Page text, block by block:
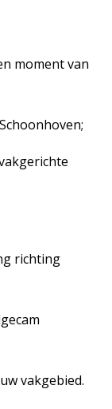
moment van
richting
vakgebied.